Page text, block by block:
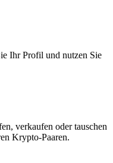
Ihr Profil und nutzen Sie
verkaufen oder tauschen
Krypto-Paaren.